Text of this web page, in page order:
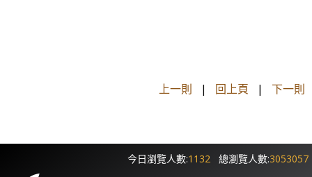
上一則 | 回上頁 | 下一則
今日瀏覽人數:1132 總瀏覽人數:3053057